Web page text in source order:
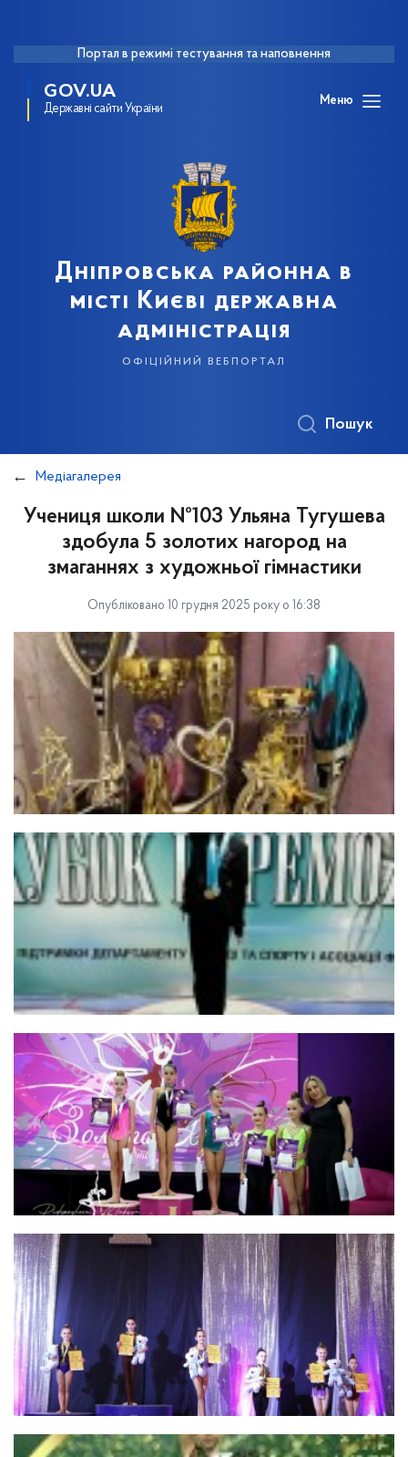
Портал в режимі тестування та наповнення
GOV.UA
Державні сайти України
Меню
Дніпровська районна в
місті Києві державна
адміністрація
офіційний вебпортал
Пошук
Медіагалерея
Учениця школи №103 Ульяна Тугушева
здобула 5 золотих нагород на
змаганнях з художньої гімнастики
Опубліковано 10 грудня 2025 року о 16:38